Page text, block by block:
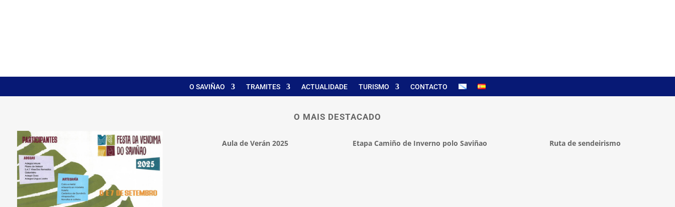
O SAVIÑAO TRAMITES ACTUALIDADE TURISMO CONTACTO
O MAIS DESTACADO
Aula de Verán 2025 Etapa Camiño de Inverno polo Saviñao Ruta de sendeirismo